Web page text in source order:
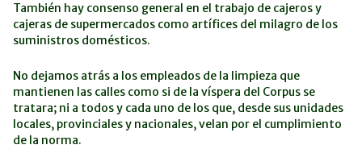
También hay consenso general en el trabajo de cajeros y
cajeras de supermercados como artífices del milagro de los
suministros domésticos.
No dejamos atrás a los empleados de la limpieza que
mantienen las calles como si de la víspera del Corpus se
tratara; ni a todos y cada uno de los que, desde sus unidades
locales, provinciales y nacionales, velan por el cumplimiento
de la norma.